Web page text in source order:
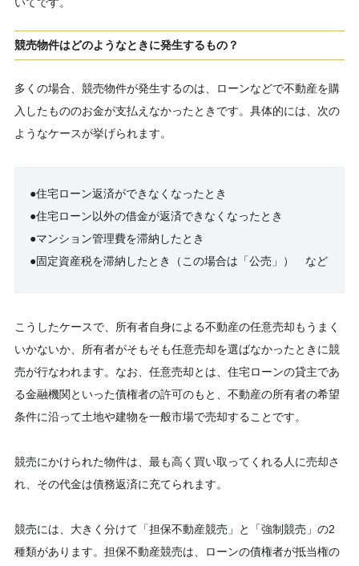
競売物件はどのようなときに発生するもの？
多くの場合、競売物件が発生するのは、ローンなどで不動産を購
入したもののお金が支払えなかったときです。具体的には、次の
ようなケースが挙げられます。
●住宅ローン返済ができなくなったとき
●住宅ローン以外の借金が返済できなくなったとき
●マンション管理費を滞納したとき
●固定資産税を滞納したとき（この場合は「公売」） など
こうしたケースで、所有者自身による不動産の任意売却もうまく
いかないか、所有者がそもそも任意売却を選ばなかったときに競
売が行なわれます。なお、任意売却とは、住宅ローンの貸主であ
る金融機関といった債権者の許可のもと、不動産の所有者の希望
条件に沿って土地や建物を一般市場で売却することです。
競売にかけられた物件は、最も高く買い取ってくれる人に売却さ
れ、その代金は債務返済に充てられます。
競売には、大きく分けて「担保不動産競売」と「強制競売」の2
種類があります。担保不動産競売は、ローンの債権者が抵当権の